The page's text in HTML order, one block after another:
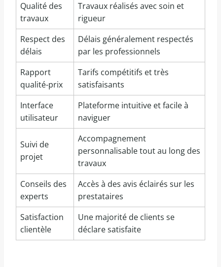
Qualité des
travaux
Travaux réalisés avec soin et
rigueur
Respect des
délais
Délais généralement respectés
par les professionnels
Rapport
qualité-prix
Tarifs compétitifs et très
satisfaisants
Interface
utilisateur
Plateforme intuitive et facile à
naviguer
Suivi de
projet
Accompagnement
personnalisable tout au long des
travaux
Conseils des
experts
Accès à des avis éclairés sur les
prestataires
Satisfaction
clientèle
Une majorité de clients se
déclare satisfaite